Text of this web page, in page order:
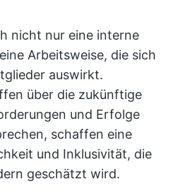
nicht nur eine interne
Arbeitsweise, die sich
auswirkt.
über die zukünftige
und Erfolge
schaffen eine
und Inklusivität, die
geschätzt wird.